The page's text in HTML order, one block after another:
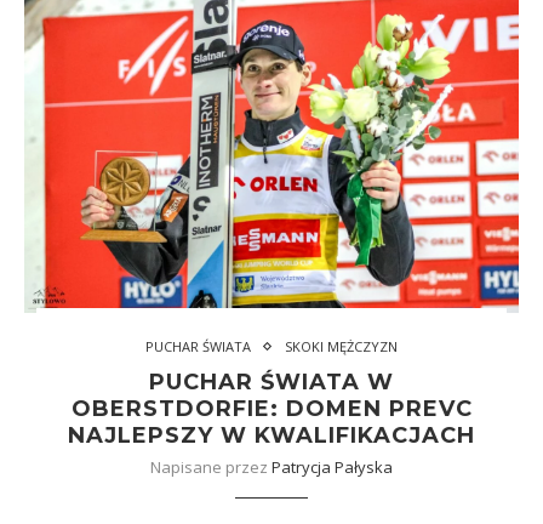
PUCHAR ŚWIATA SKOKI MĘŻCZYZN
PUCHAR ŚWIATA W
OBERSTDORFIE: DOMEN PREVC
NAJLEPSZY W KWALIFIKACJACH
Napisane przez Patrycja Pałyska